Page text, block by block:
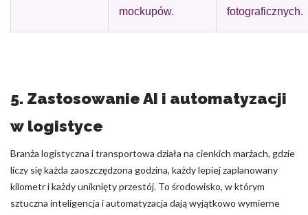
mockupów.
fotograficznych.
5. Zastosowanie AI i automatyzacji
w logistyce
Branża logistyczna i transportowa działa na cienkich marżach, gdzie
liczy się każda zaoszczędzona godzina, każdy lepiej zaplanowany
kilometr i każdy uniknięty przestój. To środowisko, w którym
sztuczna inteligencja i automatyzacja dają wyjątkowo wymierne